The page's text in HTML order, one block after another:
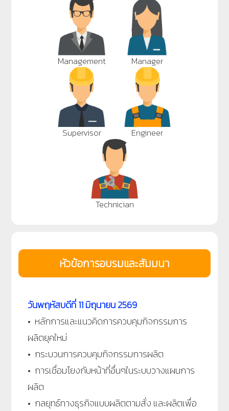
Management Manager
Supervisor Engineer
Technician
หัวข้อการอบรมและสัมมนา
วันพฤหัสบดีที่ 11 มิถุนายน 2569
• หลักการและแนวคิดการควบคุมกิจกรรมการ
ผลิตยุคใหม่
• กระบวนการควบคุมกิจกรรมการผลิต
• การเชื่อมโยงกับหน้าที่อื่นๆในระบบวางแผนการ
ผลิต
• กลยุทธ์ทางธุรกิจแบบผลิตตามสั่ง และผลิตเพื่อ